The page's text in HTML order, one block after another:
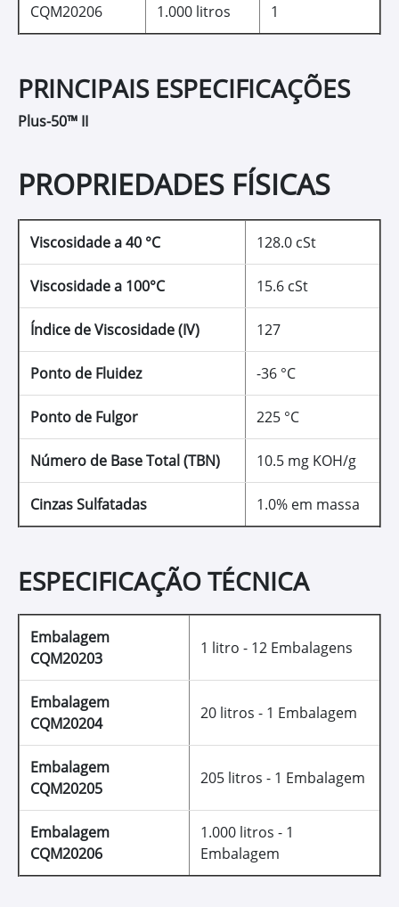
CQM20206 1.000 litros 1
PRINCIPAIS ESPECIFICAÇÕES
Plus-50™ II
PROPRIEDADES FÍSICAS
Viscosidade a 40 °C 128.0 cSt
Viscosidade a 100°C 15.6 cSt
Índice de Viscosidade (IV) 127
Ponto de Fluidez -36 °C
Ponto de Fulgor 225 °C
Número de Base Total (TBN) 10.5 mg KOH/g
Cinzas Sulfatadas 1.0% em massa
ESPECIFICAÇÃO TÉCNICA
Embalagem
CQM20203
1 litro - 12 Embalagens
Embalagem
CQM20204
20 litros - 1 Embalagem
Embalagem
CQM20205
205 litros - 1 Embalagem
Embalagem
CQM20206
1.000 litros - 1
Embalagem